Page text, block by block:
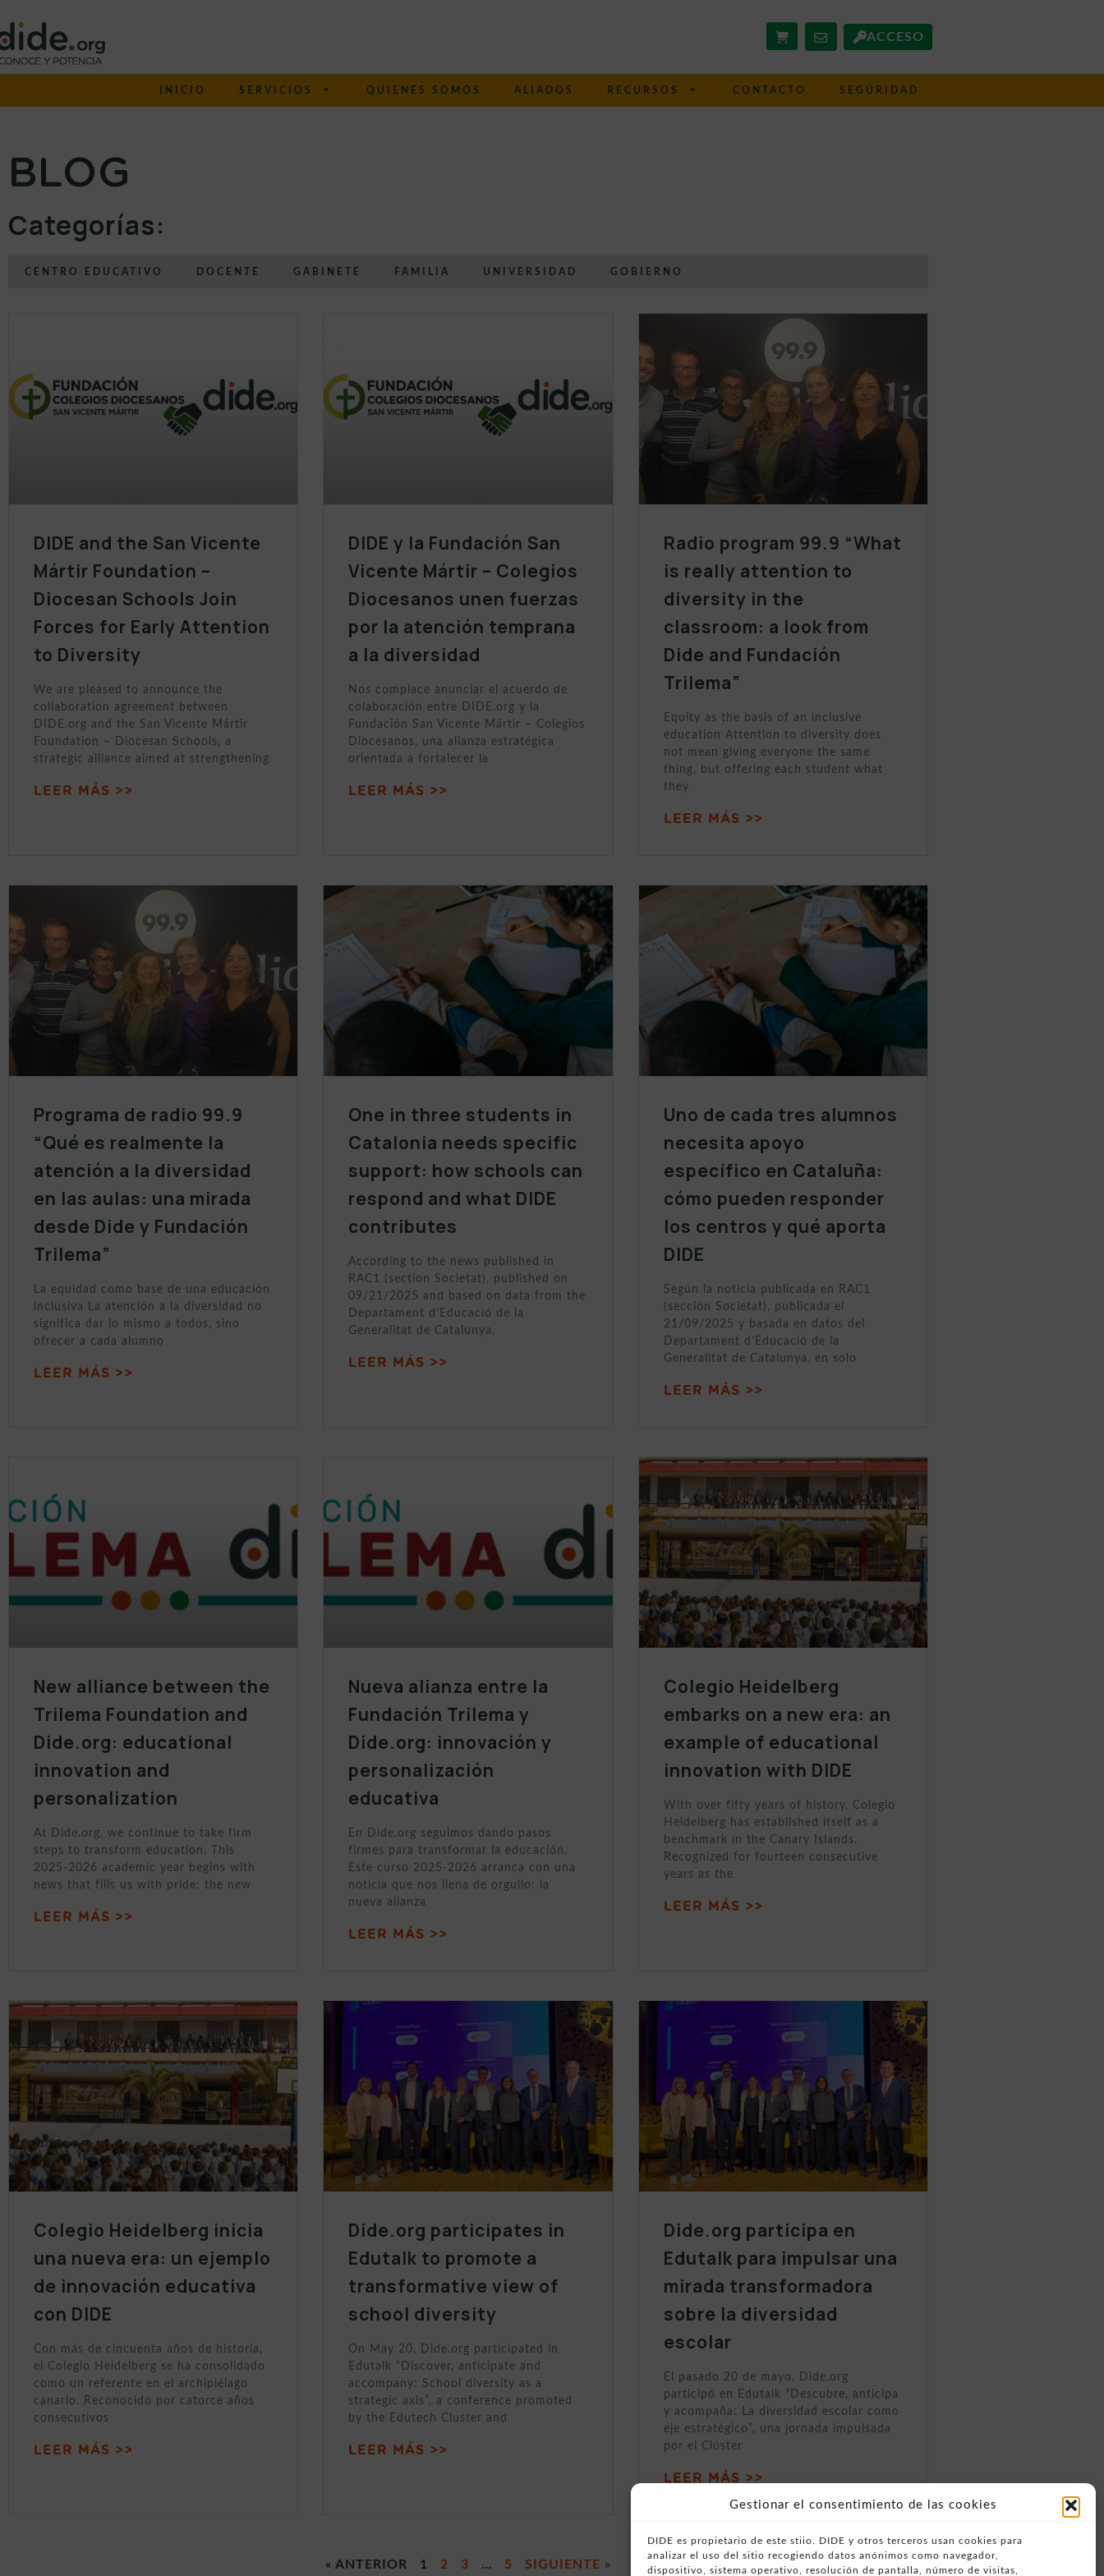
Gestionar el consentimiento de las cookies
DIDE es propietario de este stiio. DIDE y otros terceros usan cookies para
analizar el uso del sitio recogiendo datos anónimos como navegador,
dispositivo, sistema operativo, resolución de pantalla, número de visitas,
ACCESO
INICIO SERVICIOS QUIENES SOMOS ALIADOS RECURSOS CONTACTO SEGURIDAD
BLOG
Categorías:
CENTRO EDUCATIVO DOCENTE GABINETE FAMILIA UNIVERSIDAD GOBIERNO
DIDE and the San Vicente
Mártir Foundation –
Diocesan Schools Join
Forces for Early Attention
to Diversity
We are pleased to announce the
collaboration agreement between
DIDE.org and the San Vicente Mártir
Foundation – Diocesan Schools, a
strategic alliance aimed at strengthening
LEER MÁS >>
DIDE y la Fundación San
Vicente Mártir – Colegios
Diocesanos unen fuerzas
por la atención temprana
a la diversidad
Nos complace anunciar el acuerdo de
colaboración entre DIDE.org y la
Fundación San Vicente Mártir – Colegios
Diocesanos, una alianza estratégica
orientada a fortalecer la
LEER MÁS >>
Radio program 99.9 “What
is really attention to
diversity in the
classroom: a look from
Dide and Fundación
Trilema”
Equity as the basis of an inclusive
education Attention to diversity does
not mean giving everyone the same
thing, but offering each student what
they
LEER MÁS >>
Programa de radio 99.9
“Qué es realmente la
atención a la diversidad
en las aulas: una mirada
desde Dide y Fundación
Trilema”
La equidad como base de una educación
inclusiva La atención a la diversidad no
significa dar lo mismo a todos, sino
ofrecer a cada alumno
LEER MÁS >>
One in three students in
Catalonia needs specific
support: how schools can
respond and what DIDE
contributes
According to the news published in
RAC1 (section Societat), published on
09/21/2025 and based on data from the
Departament d’Educació de la
Generalitat de Catalunya,
LEER MÁS >>
Uno de cada tres alumnos
necesita apoyo
específico en Cataluña:
cómo pueden responder
los centros y qué aporta
DIDE
Según la noticia publicada en RAC1
(sección Societat), publicada el
21/09/2025 y basada en datos del
Departament d’Educació de la
Generalitat de Catalunya, en solo
LEER MÁS >>
New alliance between the
Trilema Foundation and
Dide.org: educational
innovation and
personalization
At Dide.org, we continue to take firm
steps to transform education. This
2025-2026 academic year begins with
news that fills us with pride: the new
LEER MÁS >>
Nueva alianza entre la
Fundación Trilema y
Dide.org: innovación y
personalización
educativa
En Dide.org seguimos dando pasos
firmes para transformar la educación.
Este curso 2025-2026 arranca con una
noticia que nos llena de orgullo: la
nueva alianza
LEER MÁS >>
Colegio Heidelberg
embarks on a new era: an
example of educational
innovation with DIDE
With over fifty years of history, Colegio
Heidelberg has established itself as a
benchmark in the Canary Islands.
Recognized for fourteen consecutive
years as the
LEER MÁS >>
Colegio Heidelberg inicia
una nueva era: un ejemplo
de innovación educativa
con DIDE
Con más de cincuenta años de historia,
el Colegio Heidelberg se ha consolidado
como un referente en el archipiélago
canario. Reconocido por catorce años
consecutivos
LEER MÁS >>
Dide.org participates in
Edutalk to promote a
transformative view of
school diversity
On May 20, Dide.org participated in
Edutalk “Discover, anticipate and
accompany: School diversity as a
strategic axis”, a conference promoted
by the Edutech Cluster and
LEER MÁS >>
Dide.org participa en
Edutalk para impulsar una
mirada transformadora
sobre la diversidad
escolar
El pasado 20 de mayo, Dide.org
participó en Edutalk “Descubre, anticipa
y acompaña: La diversidad escolar como
eje estratégico”, una jornada impulsada
por el Clúster
LEER MÁS >>
« ANTERIOR 1 2 3 … 5 SIGUIENTE »